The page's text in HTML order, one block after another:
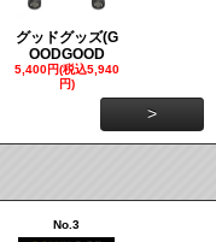
グッドグッズ(G
OODGOOD
5,400円(税込5,940
円)
>
No.3